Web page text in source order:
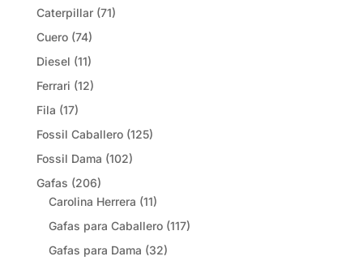
Caterpillar (71)
Cuero (74)
Diesel (11)
Ferrari (12)
Fila (17)
Fossil Caballero (125)
Fossil Dama (102)
Gafas (206)
Carolina Herrera (11)
Gafas para Caballero (117)
Gafas para Dama (32)